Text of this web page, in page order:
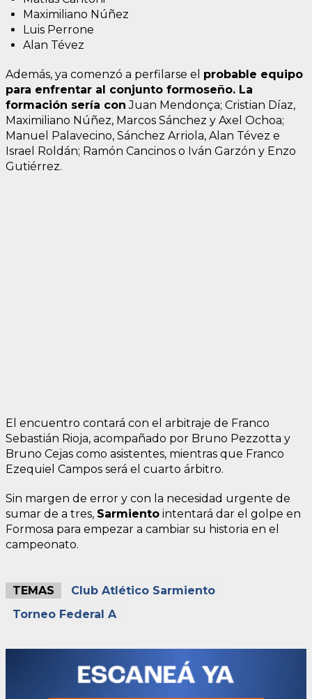
Maximiliano Núñez
Luis Perrone
Alan Tévez
Además, ya comenzó a perfilarse el probable equipo
para enfrentar al conjunto formoseño. La
formación sería con Juan Mendonça; Cristian Díaz,
Maximiliano Núñez, Marcos Sánchez y Axel Ochoa;
Manuel Palavecino, Sánchez Arriola, Alan Tévez e
Israel Roldán; Ramón Cancinos o Iván Garzón y Enzo
Gutiérrez.
El encuentro contará con el arbitraje de Franco
Sebastián Rioja, acompañado por Bruno Pezzotta y
Bruno Cejas como asistentes, mientras que Franco
Ezequiel Campos será el cuarto árbitro.
Sin margen de error y con la necesidad urgente de
sumar de a tres, Sarmiento intentará dar el golpe en
Formosa para empezar a cambiar su historia en el
campeonato.
TEMAS
Club Atlético Sarmiento
Torneo Federal A